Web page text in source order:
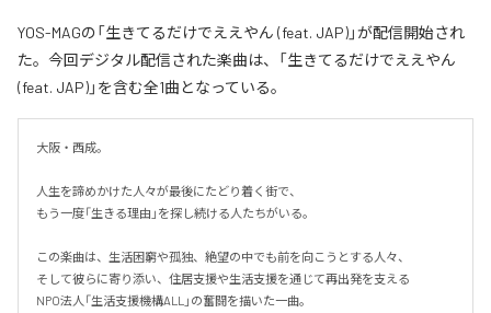
YOS-MAGの「生きてるだけでええやん (feat. JAP)」が配信開始され
た。今回デジタル配信された楽曲は、「生きてるだけでええやん
(feat. JAP)」を含む全1曲となっている。
大阪・西成。
人生を諦めかけた人々が最後にたどり着く街で、
もう一度「生きる理由」を探し続ける人たちがいる。
この楽曲は、生活困窮や孤独、絶望の中でも前を向こうとする人々、
そして彼らに寄り添い、住居支援や生活支援を通じて再出発を支える
NPO法人「生活支援機構ALL」の奮闘を描いた一曲。